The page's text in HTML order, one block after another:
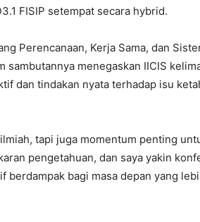
FISIP setempat secara hybrid.
Perencanaan, Kerja Sama, dan
sambutannya menegaskan IICIS
dan tindakan nyata terhadap isu
tapi juga momentum penting
pengetahuan, dan saya yakin
berdampak bagi masa depan yang